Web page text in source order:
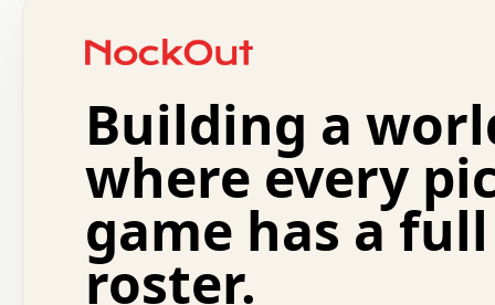
.   +   .   .   o   .   .   .   .   .   .   :   .
.   .   .   o   .   .   .   .   .   .   .   .   x   .
.   .   .   .   +   .   .   .   .   .   .   .   +
.   :   .   .   .   .   .   .   .   .   o   .   .
.   .   .   x   .   .   .   .   .   .   :   .   .   o
.   .   .   .   :   .   .   .   .   o   .   .   .
+   .   .   :   .   .   .   .   .   .   .   .   .
.   .   .   .   .   .   .   :   .   .   .   .   .
.   .   .   .   .   .   .   +   .   .   x   .   .
.   .   .   .   .   :   +   .   .   .   .   .   o
Building a
where every
game has a full
roster.